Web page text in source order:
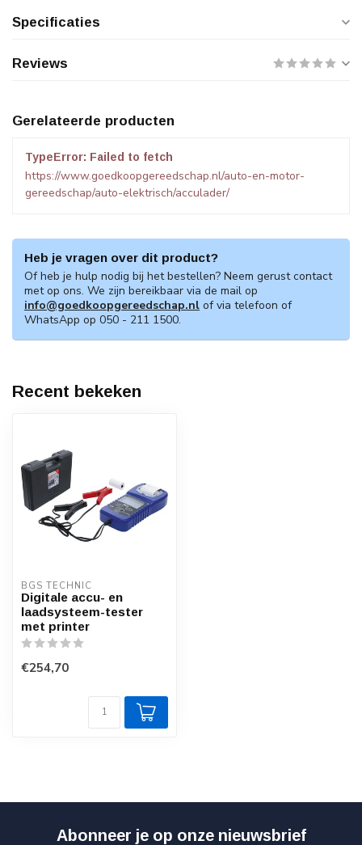
Specificaties
Reviews
Gerelateerde producten
TypeError: Failed to fetch
https://www.goedkoopgereedschap.nl/auto-en-motor-
gereedschap/auto-elektrisch/acculader/
Heb je vragen over dit product?
Of heb je hulp nodig bij het bestellen? Neem gerust contact
met op ons. We zijn bereikbaar via de mail op
info@goedkoopgereedschap.nl of via telefoon of
WhatsApp op 050 - 211 1500.
Recent bekeken
BGS TECHNIC
Digitale accu- en
laadsysteem-tester
met printer
€254,70
Abonneer je op onze nieuwsbrief